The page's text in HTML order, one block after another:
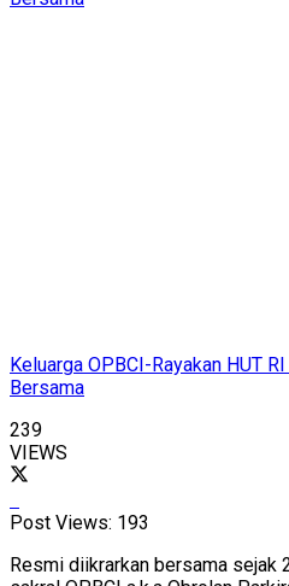
Keluarga OPBCI-Rayakan HUT
Bersama
239
VIEWS
Post Views: 193
Resmi diikrarkan bersama sejak